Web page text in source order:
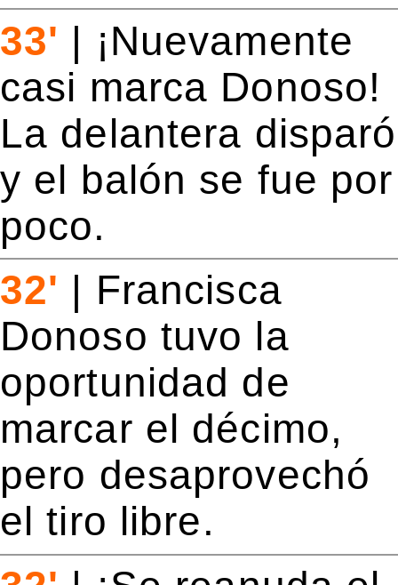
33' | ¡Nuevamente
casi marca Donoso!
La delantera disparó
y el balón se fue por
poco.
32' | Francisca
Donoso tuvo la
oportunidad de
marcar el décimo,
pero desaprovechó
el tiro libre.